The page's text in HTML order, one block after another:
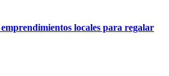
locales para regalar